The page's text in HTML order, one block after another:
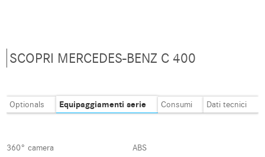
SCOPRI MERCEDES-BENZ C 400
Optionals Equipaggiamenti serie Consumi Dati tecnici
360° camera ABS